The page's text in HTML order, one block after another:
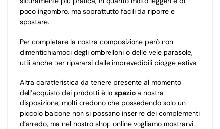
poco ingombro, ma soprattutto facili da riporre e
spostare.
Per completare la nostra composizione però non
dimentichiamoci degli ombrelloni o delle vele parasole,
utili anche per ripararsi dalle imprevedibili piogge estive.
Altra caratteristica da tenere presente al momento
dell’acquisto dei prodotti è lo spazio a nostra
disposizione; molti credono che possedendo solo un
piccolo balcone non si possano inserire dei complementi
d’arredo, ma nel nostro shop online vogliamo mostrarvi